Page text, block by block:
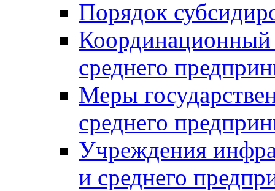
Порядок
Координационный
среднего
Меры
среднего
Учреждения
и среднего